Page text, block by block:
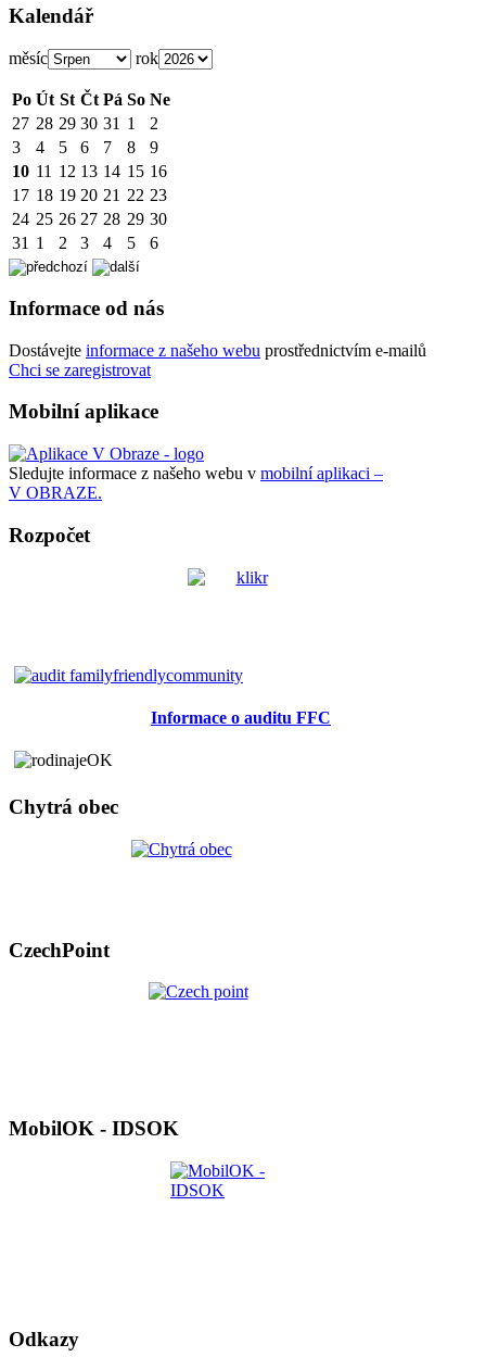
Kalendář
měsíc rok
Po Út St Čt Pá So Ne
27 28 29 30 31 1
2
3
4 5 6 7 8
9
10 11 12 13 14 15 16
17 18 19 20 21 22 23
24 25 26 27 28 29 30
31 1 2 3 4 5 6
Informace od nás
Dostávejte informace z našeho webu prostřednictvím e-mailů
Chci se zaregistrovat
Mobilní aplikace
Sledujte informace z našeho webu v mobilní aplikaci –
V OBRAZE.
Rozpočet
Informace o auditu FFC
Chytrá obec
CzechPoint
MobilOK - IDSOK
Odkazy